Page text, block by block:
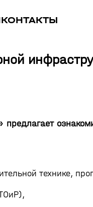
КОНТАКТЫ
технике,